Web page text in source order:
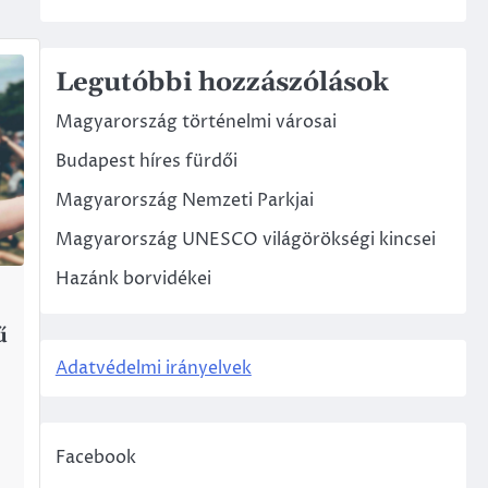
Legutóbbi hozzászólások
Magyarország történelmi városai
Budapest híres fürdői
Magyarország Nemzeti Parkjai
Magyarország UNESCO világörökségi kincsei
Hazánk borvidékei
Adatvédelmi irányelvek
Facebook